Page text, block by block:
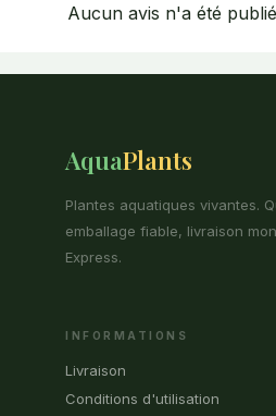
Aucun avis n'a été
AquaPlants
Plantes aquatiques vivantes.
emballage fiable, livraison
Express.
INFORMATIONS
Livraison
Conditions d'utilisation